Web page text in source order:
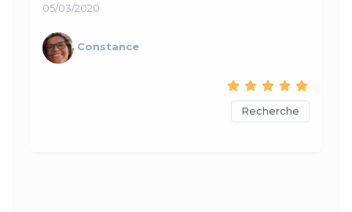
05/03/2020
Constance
Recherche